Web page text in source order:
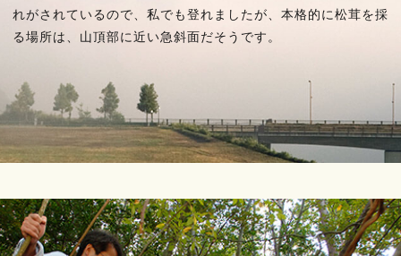
れがされているので、私でも登れましたが、本格的に松茸を採
る場所は、山頂部に近い急斜面だそうです。